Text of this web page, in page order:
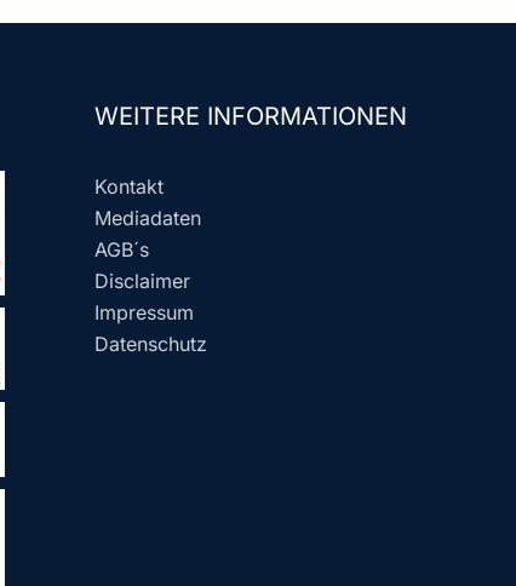
WEITERE INFORMATIONEN
Kontakt
Mediadaten
AGB´s
Disclaimer
Impressum
Datenschutz